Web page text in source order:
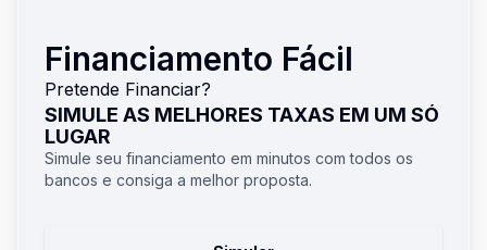
Financiamento Fácil
Pretende Financiar?
SIMULE AS MELHORES TAXAS EM UM SÓ
LUGAR
Simule seu financiamento em minutos com todos os
bancos e consiga a melhor proposta.